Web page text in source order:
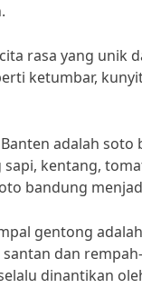
rasa yang unik
ketumbar,
adalah soto
kentang,
bandung
gentong
dan
dinantikan